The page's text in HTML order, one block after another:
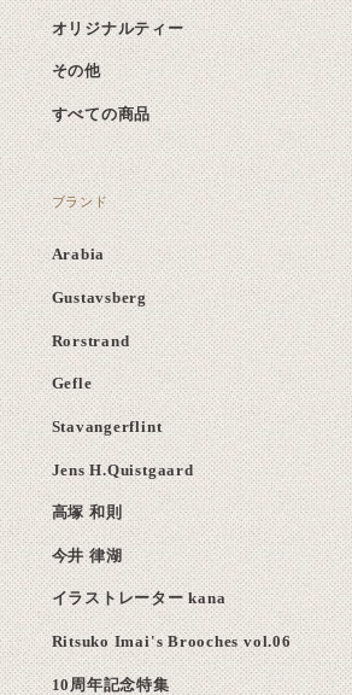
オリジナルティー
その他
すべての商品
ブランド
Arabia
Gustavsberg
Rorstrand
Gefle
Stavangerflint
Jens H.Quistgaard
高塚 和則
今井 律湖
イラストレーター kana
Ritsuko Imai's Brooches vol.06
10周年記念特集